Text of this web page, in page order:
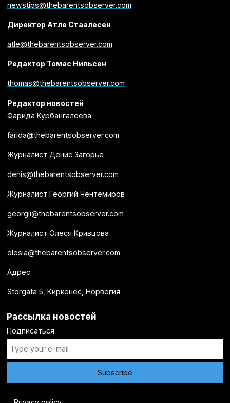
newstips@thebarentsobserver.com
Директор Атле Стаалесен
atle@thebarentsobserver.com
Редактор Томас Нильсен
thomas@thebarentsobserver.com
Редактор новостей
Фарида Курбангалеева
farida@thebarentsobserver.com
Журналист Денис Загорье
denis@thebarentsobserver.com
Журналист Георгий Чентемиров
georgii@thebarentsobserver.com
Журналист Олеся Кривцова
olesia@thebarentsobserver.com
Адрес:
Storgata 5, Киркенес, Норвегия
Рассылка новостей
Подписаться